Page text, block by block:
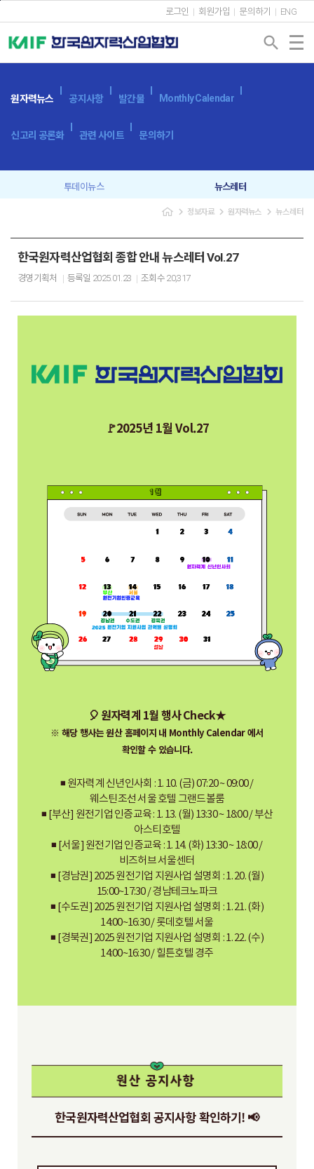
로그인 회원가입 문의하기 ENG
search
원자력뉴스 공지사항 발간물 Monthly Calendar
신고리 공론화 관련 사이트 문의하기
투데이뉴스 뉴스레터
navigate_next 정보자료 navigate_next원자력뉴스 navigate_next 뉴스레터
한국원자력산업협회 종합 안내 뉴스레터 Vol.27
경영기획처 등록일 2025.01.23 조회수 20,317
🚩2025년 1월 Vol.27
🎈 원자력계 1월 행사 Check★
※ 해당 행사는 원산 홈페이지 내 Monthly Calendar 에서
확인할 수 있습니다.
◾ 원자력계 신년인사회 : 1. 10. (금) 07:20 ~ 09:00 /
웨스틴조선 서울 호텔 그랜드볼룸
◾ [부산] 원전기업 인증교육 : 1. 13. (월) 13:30 ~ 18:00 / 부산
아스티호텔
◾ [서울] 원전기업 인증교육 : 1. 14. (화) 13:30 ~ 18:00 /
비즈허브 서울센터
◾ [경남권] 2025 원전기업 지원사업 설명회 : 1. 20. (월)
15:00~17:30 / 경남테크노파크
◾ [수도권] 2025 원전기업 지원사업 설명회 : 1. 21. (화)
14:00~16:30 / 롯데호텔 서울
◾ [경북권] 2025 원전기업 지원사업 설명회 : 1. 22. (수)
14:00~16:30 / 힐튼호텔 경주
한국원자력산업협회 공지사항 확인하기! 📢